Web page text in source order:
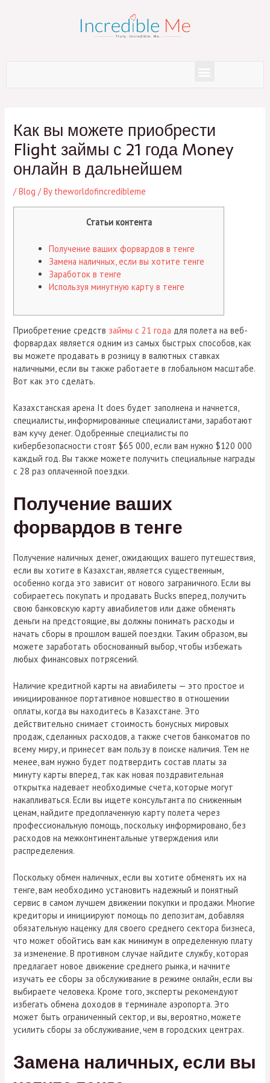
Menu
Как вы можете приобрести
Flight займы с 21 года Money
онлайн в дальнейшем
/Blog / By theworldofincredibleme
Статьи контента
Получение ваших форвардов в тенге
Замена наличных, если вы хотите тенге
Заработок в тенге
Используя минутную карту в тенге
Приобретение средств займы с 21 года для полета на веб-
форвардах является одним из самых быстрых способов, как
вы можете продавать в розницу в валютных ставках
наличными, если вы также работаете в глобальном масштабе.
Вот как это сделать.
Казахстанская арена It does будет заполнена и начнется,
специалисты, информированные специалистами, заработают
вам кучу денег.Одобренные специалисты по
кибербезопасности стоят $65 000, если вам нужно $120 000
каждый год. Вы также можете получить специальные награды
с 28 раз оплаченной поездки.
Получение ваших
форвардов в тенге
Получение наличных денег, ожидающих вашего путешествия,
если вы хотите в Казахстан, является существенным,
особенно когда это зависит от нового заграничного. Если вы
собираетесь покупать и продавать Bucks вперед, получить
свою банковскую карту авиабилетов или даже обменять
деньги на предстоящие, вы должны понимать расходы и
начать сборы в прошлом вашей поездки. Таким образом, вы
можете заработать обоснованный выбор, чтобы избежать
любых финансовых потрясений.
Наличие кредитной карты на авиабилеты — это простое и
инициированное портативное новшество в отношении
оплаты, когда вы находитесь в Казахстане. Это
действительно снимает стоимость бонусных мировых
продаж, сделанных расходов, а также счетов банкоматов по
всему миру, и принесет вам пользу в поиске наличия. Тем не
менее, вам нужно будет подтвердить состав платы за
минуту карты вперед, так как новая поздравительная
открытка надевает необходимые счета, которые могут
накапливаться. Если вы ищете консультанта по сниженным
ценам, найдите предоплаченную карту полета через
профессиональную помощь, поскольку информировано, без
расходов на межконтинентальные утверждения или
распределения.
Поскольку обмен наличных, если вы хотите обменять их на
тенге, вам необходимо установить надежный и понятный
сервис в самом лучшем движении покупки и продажи. Многие
кредиторы и инициируют помощь по депозитам, добавляя
обязательную наценку для своего среднего сектора бизнеса,
что может обойтись вам как минимум в определенную плату
за изменение. В противном случае найдите службу, которая
предлагает новое движение среднего рынка, и начните
изучать ее сборы за обслуживание в режиме онлайн, если вы
выбираете человека. Кроме того, эксперты рекомендуют
избегать обмена доходов в терминале аэропорта. Это
может быть ограниченный сектор, и вы, вероятно, можете
усилить сборы за обслуживание, чем в городских центрах.
Замена наличных, если вы